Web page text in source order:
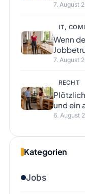
7. August
IT,
Wenn
7. August
RECHT
und ein
6. August
Kategorien
Jobs